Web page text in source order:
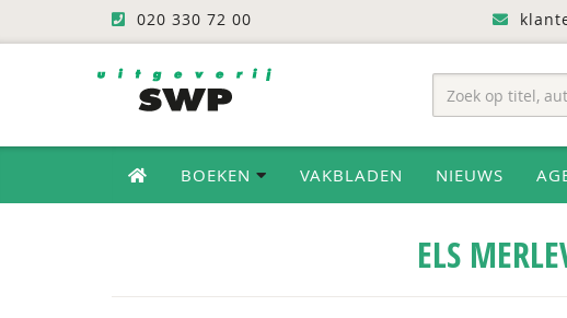
020 330 72 00
BOEKEN VAKBLADEN NIEUWS
ELS